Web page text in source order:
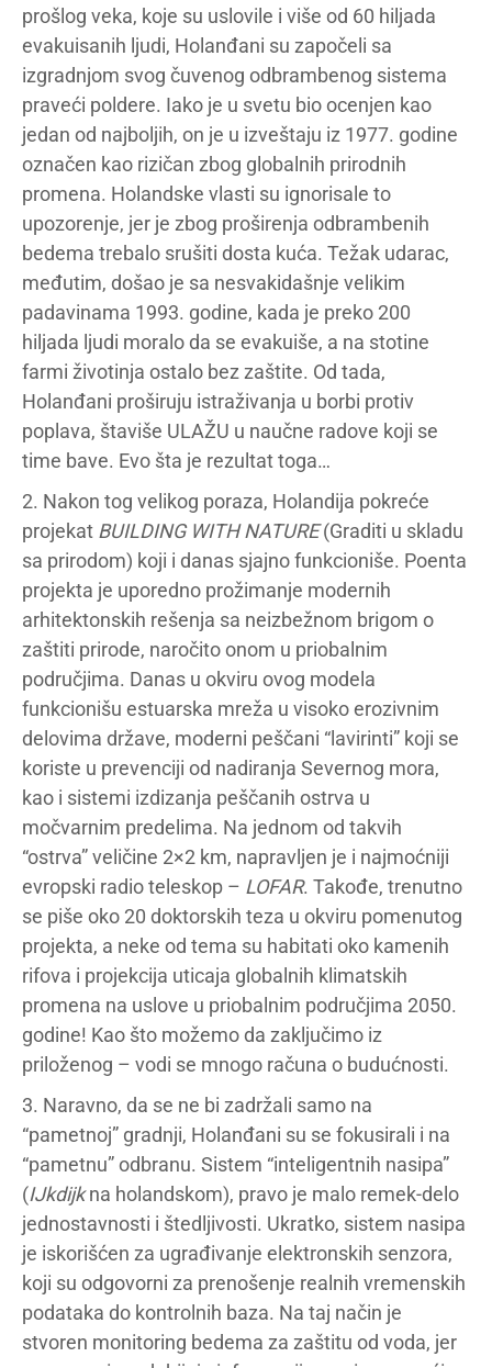
prošlog veka, koje su uslovile i više od 60 hiljada
evakuisanih ljudi, Holanđani su započeli sa
izgradnjom svog čuvenog odbrambenog sistema
praveći poldere. Iako je u svetu bio ocenjen kao
jedan od najboljih, on je u izveštaju iz 1977. godine
označen kao rizičan zbog globalnih prirodnih
promena. Holandske vlasti su ignorisale to
upozorenje, jer je zbog proširenja odbrambenih
bedema trebalo srušiti dosta kuća. Težak udarac,
međutim, došao je sa nesvakidašnje velikim
padavinama 1993. godine, kada je preko 200
hiljada ljudi moralo da se evakuiše, a na stotine
farmi životinja ostalo bez zaštite. Od tada,
Holanđani proširuju istraživanja u borbi protiv
poplava, štaviše ULAŽU u naučne radove koji se
time bave. Evo šta je rezultat toga…
2. Nakon tog velikog poraza, Holandija pokreće
projekat BUILDING WITH NATURE(Graditi u skladu
sa prirodom) koji i danas sjajno funkcioniše. Poenta
projekta je uporedno prožimanje modernih
arhitektonskih rešenja sa neizbežnom brigom o
zaštiti prirode, naročito onom u priobalnim
područjima. Danas u okviru ovog modela
funkcionišu estuarska mreža u visoko erozivnim
delovima države, moderni peščani “lavirinti” koji se
koriste u prevenciji od nadiranja Severnog mora,
kao i sistemi izdizanja peščanih ostrva u
močvarnim predelima. Na jednom od takvih
“ostrva” veličine 2×2 km, napravljen je i najmoćniji
evropski radio teleskop – LOFAR. Takođe, trenutno
se piše oko 20 doktorskih teza u okviru pomenutog
projekta, a neke od tema su habitati oko kamenih
rifova i projekcija uticaja globalnih klimatskih
promena na uslove u priobalnim područjima 2050.
godine! Kao što možemo da zaključimo iz
priloženog – vodi se mnogo računa o budućnosti.
3. Naravno, da se ne bi zadržali samo na
“pametnoj” gradnji, Holanđani su se fokusirali i na
“pametnu” odbranu. Sistem “inteligentnih nasipa”
(IJkdijkna holandskom), pravo je malo remek-delo
jednostavnosti i štedljivosti. Ukratko, sistem nasipa
je iskorišćen za ugrađivanje elektronskih senzora,
koji su odgovorni za prenošenje realnih vremenskih
podataka do kontrolnih baza. Na taj način je
stvoren monitoring bedema za zaštitu od voda, jer